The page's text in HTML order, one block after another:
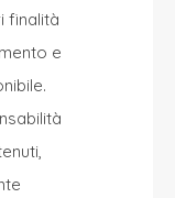
finalità
e